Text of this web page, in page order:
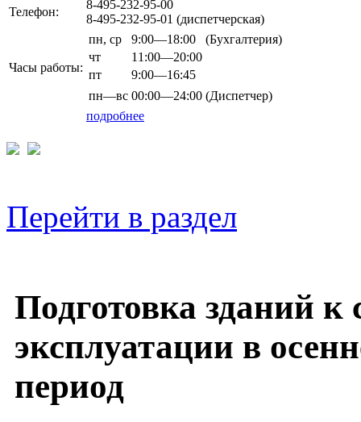
Телефон:
8-495-232-95-00
8-495-232-95-01 (диспетчерская)
Часы работы:
пн, ср 9:00—18:00
(Бухгалтерия)
чт
11:00—20:00
пт
9:00—16:45
пн—вс 00:00—24:00 (Диспетчер)
подробнее
Перейти в раздел
Подготовка зданий к
эксплуатации в
период